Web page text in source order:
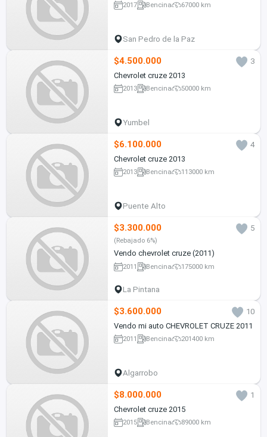
2017 Bencina 67000 km
San Pedro de la Paz
$4.500.000
3
Chevrolet cruze 2013
2013 Bencina 50000 km
Yumbel
$6.100.000
4
Chevrolet cruze 2013
2013 Bencina 113000 km
Puente Alto
$3.300.000 5
(Rebajado 6%)
Vendo chevrolet cruze (2011)
2011 Bencina 175000 km
La Pintana
$3.600.000
10
Vendo mi auto CHEVROLET CRUZE 2011
2011 Bencina 201400 km
Algarrobo
$8.000.000
1
Chevrolet cruze 2015
2015 Bencina 89000 km